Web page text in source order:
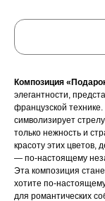
Композиция
элегантности,
французской
символизирует
только нежность и
красоту этих цветов,
— по-настоящему
Эта композиция
хотите по-
для романтических